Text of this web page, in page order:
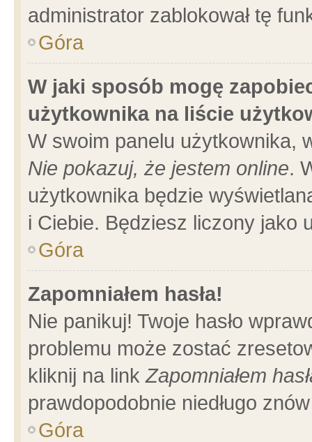
administrator zablokował tę
Góra
W jaki sposób mogę
użytkownika na liście
W swoim panelu użytkownika,
Nie pokazuj, że jestem online.
użytkownika będzie
i Ciebie. Będziesz liczony jako
Góra
Zapomniałem hasła!
Nie panikuj! Twoje hasło
problemu może zostać
kliknij na linkZapomniałem
prawdopodobnie niedługo
Góra